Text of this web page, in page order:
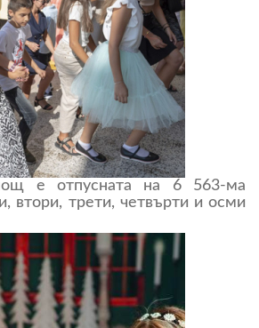
е отпусната на 6 563-ма
втори, трети, четвърти и осми